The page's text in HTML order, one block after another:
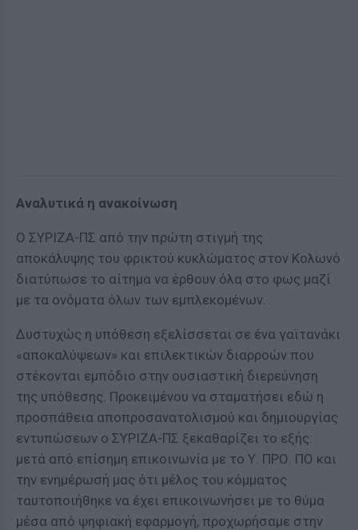
Αναλυτικά η ανακοίνωση
Ο ΣΥΡΙΖΑ-ΠΣ από την πρώτη στιγμή της
αποκάλυψης του φρικτού κυκλώματος στον Κολωνό
διατύπωσε το αίτημα να έρθουν όλα στο φως μαζί
με τα ονόματα όλων των εμπλεκομένων.
Δυστυχώς η υπόθεση εξελίσσεται σε ένα γαϊτανάκι
«αποκαλύψεων» και επιλεκτικών διαρροών που
στέκονται εμπόδιο στην ουσιαστική διερεύνηση
της υπόθεσης. Προκειμένου να σταματήσει εδώ η
προσπάθεια αποπροσανατολισμού και δημιουργίας
εντυπώσεων ο ΣΥΡΙΖΑ-ΠΣ ξεκαθαρίζει το εξής:
μετά από επίσημη επικοινωνία με το Υ. ΠΡΟ. ΠΟ και
την ενημέρωσή μας ότι μέλος του κόμματος
ταυτοποιήθηκε να έχει επικοινωνήσει με το θύμα
μέσα από ψηφιακή εφαρμογή, προχωρήσαμε στην